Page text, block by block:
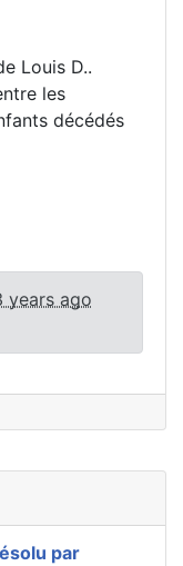
Louis D..
les
décédés
years ago
par